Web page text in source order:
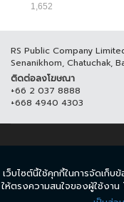
1,652
RS Public Company
Senanikhom, Chatuchak,
ติดต่อลงโฆษณา
+66 2 037 8888
+668 4940 4303
© COPYRIGHT 2017
ข้อกำหนดและเ
เว็บไซต์นี้ใช้คุกกี้ในการจัดเก็บ
ให้ตรงความสนใจของผู้ใช้งาน